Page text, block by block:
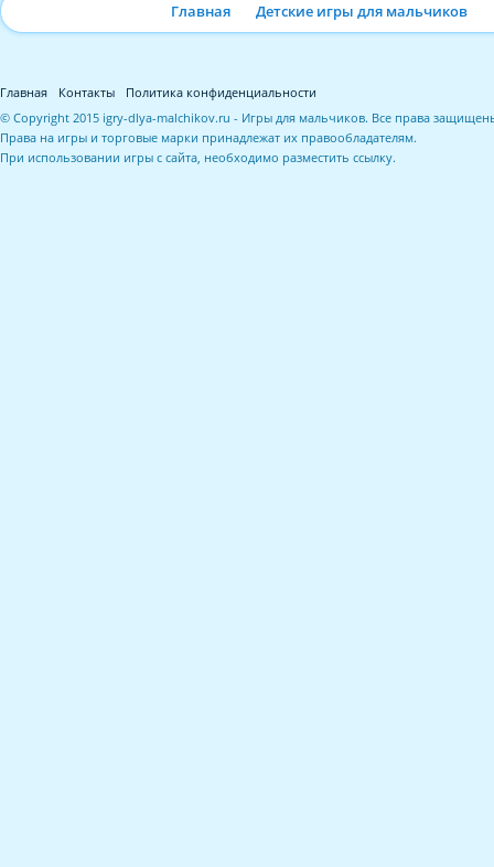
Главная Детские игры для мальчиков
Главная Контакты
Политика конфиденциальности
© Copyright 2015 igry-dlya-malchikov.ru - Игры для мальчиков. Все права
Права на игры и торговые марки принадлежат их правообладателям.
При использовании игры с сайта, необходимо разместить ссылку.